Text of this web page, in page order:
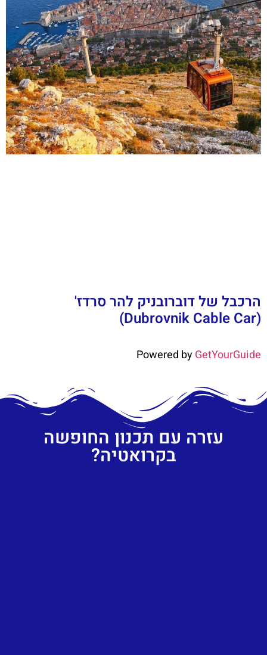
הרכבל של דוברובניק להר סרדז'
(Dubrovnik Cable Car)
Powered byGetYourGuide
עזרה עם תכנון החופשה
בקרואטיה?